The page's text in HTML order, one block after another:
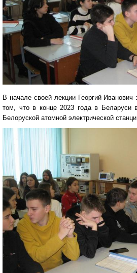
В начале своей лекции Георгий Иванович
том, что в конце 2023 года в Беларуси
Белоруской атомной электрической